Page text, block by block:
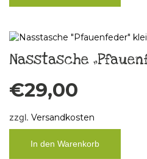
Nasstasche
€29,00
zzgl. Versandkosten
In den Warenkorb